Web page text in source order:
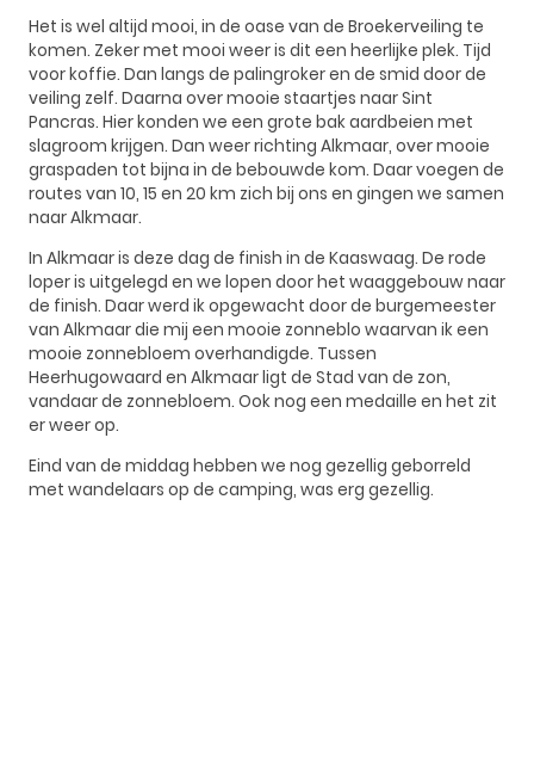
Het is wel altijd mooi, in de oase van de Broekerveiling te
komen. Zeker met mooi weer is dit een heerlijke plek. Tijd
voor koffie. Dan langs de palingroker en de smid door de
veiling zelf. Daarna over mooie staartjes naar Sint
Pancras. Hier konden we een grote bak aardbeien met
slagroom krijgen. Dan weer richting Alkmaar, over mooie
graspaden tot bijna in de bebouwde kom. Daar voegen de
routes van 10, 15 en 20 km zich bij ons en gingen we samen
naar Alkmaar.
In Alkmaar is deze dag de finish in de Kaaswaag. De rode
loper is uitgelegd en we lopen door het waaggebouw naar
de finish. Daar werd ik opgewacht door de burgemeester
van Alkmaar die mij een mooie zonneblo waarvan ik een
mooie zonnebloem overhandigde. Tussen
Heerhugowaard en Alkmaar ligt de Stad van de zon,
vandaar de zonnebloem. Ook nog een medaille en het zit
er weer op.
Eind van de middag hebben we nog gezellig geborreld
met wandelaars op de camping, was erg gezellig.